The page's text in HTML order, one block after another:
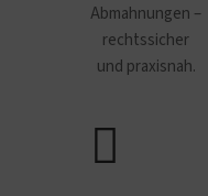
Abmahnungen –
rechtssicher
und praxisnah.